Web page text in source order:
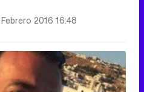
2016 16:48